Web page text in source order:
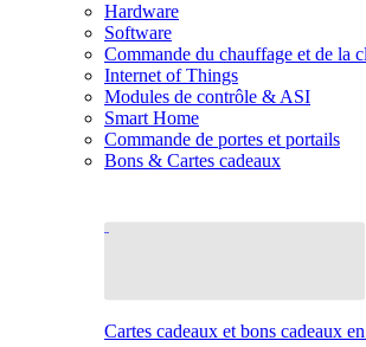
Hardware
Software
Commande du chauffage et de la
Internet of Things
Modules de contrôle & ASI
Smart Home
Commande de portes et portails
Bons & Cartes cadeaux
Cartes cadeaux et bons cadeaux